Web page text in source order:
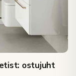
ostujuht